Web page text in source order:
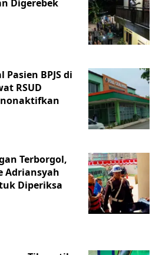
Digerebek
Pasien BPJS di
RSUD
Terborgol,
Adriansyah
Diperiksa